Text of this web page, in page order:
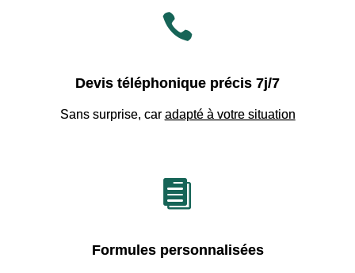

Devis téléphonique précis 7j/7
Sans surprise, car adapté à votre situation

Formules personnalisées